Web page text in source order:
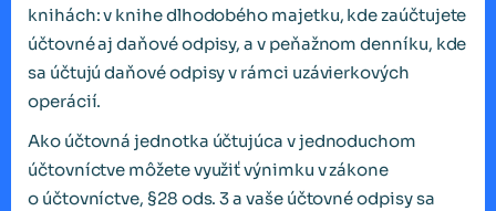
knihách: v knihe dlhodobého majetku, kde zaúčtujete
účtovné aj daňové odpisy, a v peňažnom denníku, kde
sa účtujú daňové odpisy v rámci uzávierkových
operácií.
Ako účtovná jednotka účtujúca v jednoduchom
účtovníctve môžete využiť výnimku v zákone
o účtovníctve, §28 ods. 3 a vaše účtovné odpisy sa